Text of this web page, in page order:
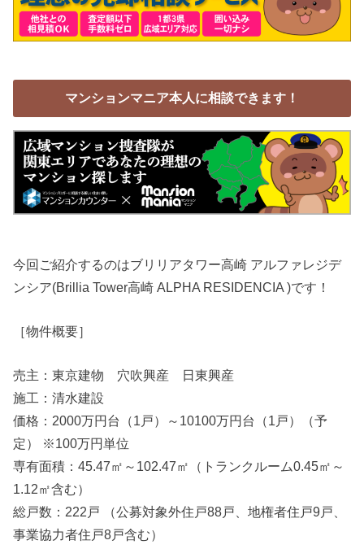
マンションマニア本人に相談できます！
今回ご紹介するのはブリリアタワー高崎 アルファレジデ
ンシア(Brillia Tower高崎 ALPHA RESIDENCIA )です！
［物件概要］
売主：東京建物 穴吹興産 日東興産
施工：清水建設
価格：2000万円台（1戸）～10100万円台（1戸）（予
定） ※100万円単位
専有面積：45.47㎡～102.47㎡（トランクルーム0.45㎡～
1.12㎡含む）
総戸数：222戸 （公募対象外住戸88戸、地権者住戸9戸、
事業協力者住戸8戸含む）